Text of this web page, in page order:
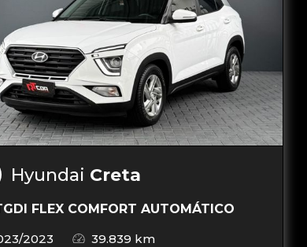
Hyundai Creta
FLEX COMFORT AUTOMÁTICO
2023
39.839 km